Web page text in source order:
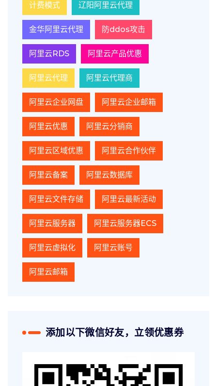
计费模式 辽阳阿里云代理
金华阿里云代理 防ddos攻击
阿里云RDS 阿里云产品优惠
阿里云代理 阿里云代理商
阿里云企业网盘 阿里云企业邮箱
阿里云优惠 阿里云分销商
阿里云区域优惠 阿里云合作伙伴
阿里云备案 阿里云数据库
阿里云文件存储 阿里云最新活动
阿里云服务器 阿里云服务器ECS
阿里云虚拟化 阿里云账号
阿里云邮箱
添加以下微信好友，立领优惠券